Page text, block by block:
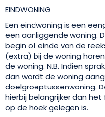
EINDWONING
Een eindwoning is een
een aanliggende woning.
begin of einde van de
(extra) bij de woning
de woning. N.B. Indien
dan wordt de woning
doelgroeptussenwoning.
hierbij belangrijker dan
op de hoek gelegen is.